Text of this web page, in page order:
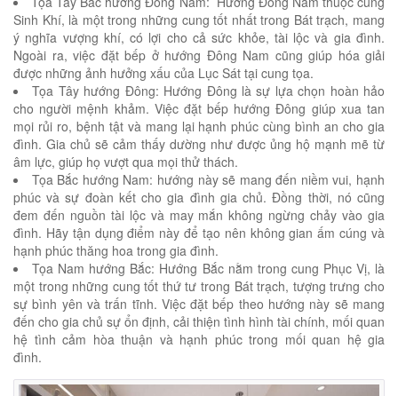
Sinh Khí, là một trong những cung tốt nhất trong Bát trạch, mang
ý nghĩa vượng khí, có lợi cho cả sức khỏe, tài lộc và gia đình.
Ngoài ra, việc đặt bếp ở hướng Đông Nam cũng giúp hóa giải
được những ảnh hưởng xấu của Lục Sát tại cung tọa.
Tọa Tây hướng Đông: Hướng Đông là sự lựa chọn hoàn hảo
cho người mệnh khảm. Việc đặt bếp hướng Đông giúp xua tan
mọi rủi ro, bệnh tật và mang lại hạnh phúc cùng bình an cho gia
đình. Gia chủ sẽ cảm thấy dường như được ủng hộ mạnh mẽ từ
âm lực, giúp họ vượt qua mọi thử thách.
Tọa Bắc hướng Nam: hướng này sẽ mang đến niềm vui, hạnh
phúc và sự đoàn kết cho gia đình gia chủ. Đồng thời, nó cũng
đem đến nguồn tài lộc và may mắn không ngừng chảy vào gia
đình. Hãy tận dụng điểm này để tạo nên không gian ấm cúng và
hạnh phúc thăng hoa trong gia đình.
Tọa Nam hướng Bắc: Hướng Bắc nằm trong cung Phục Vị, là
một trong những cung tốt thứ tư trong Bát trạch, tượng trưng cho
sự bình yên và trấn tĩnh. Việc đặt bếp theo hướng này sẽ mang
đến cho gia chủ sự ổn định, cải thiện tình hình tài chính, mối quan
hệ tình cảm hòa thuận và hạnh phúc trong mối quan hệ gia
đình.